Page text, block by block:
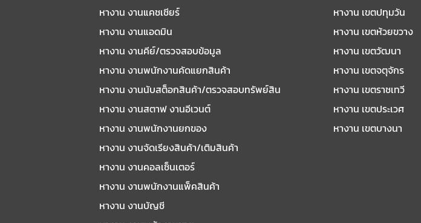
หางาน งานแคชเชียร์
หางาน งานแอดมิน
หางาน งานคีย์/ตรวจสอบข้อมูล
หางาน งานพนักงานคัดแยกสินค้า
หางาน งานนับสต็อกสินค้า/ตรวจสอบทรัพย์สิน
หางาน งานสตาฟ งานอีเวนต์
หางาน งานพนักงานยกของ
หางาน งานจัดเรียงสินค้า/เติมสินค้า
หางาน งานคอลเซ็นเตอร์
หางาน งานพนักงานแพ็คสินค้า
หางาน งานบัญชี
หางาน เขตปทุมวัน
หางาน เขตห้วยขวาง
หางาน เขตวัฒนา
หางาน เขตจตุจักร
หางาน เขตราชเทวี
หางาน เขตประเวศ
หางาน เขตบางนา